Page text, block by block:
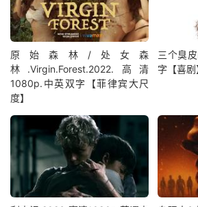
原始森林/处女森
林.Virgin.Forest.2022.高清
1080p.中英双字【菲律宾大尺
度】
三个臭
字【喜剧